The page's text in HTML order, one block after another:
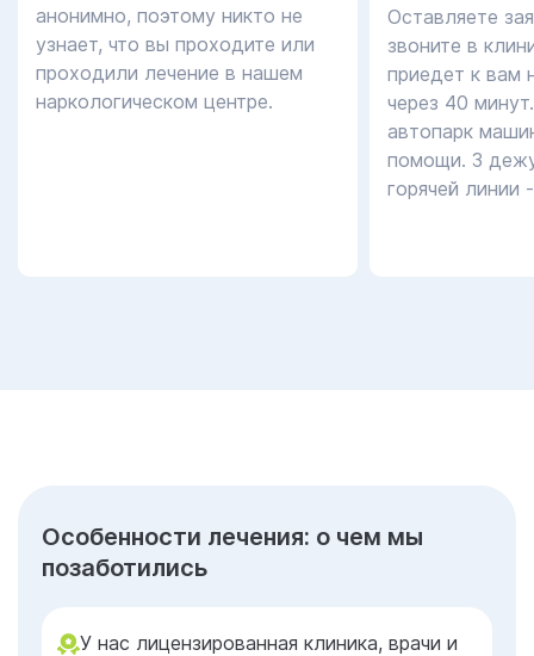
анонимно, поэтому никто не
узнает, что вы проходите или
проходили лечение в нашем
наркологическом центре.
Оставляете
звоните в
приедет к вам
через 40
автопарк
помощи. 3
горячей линии
Особенности лечения: о чем мы
позаботились
У нас лицензированная клиника, врачи и